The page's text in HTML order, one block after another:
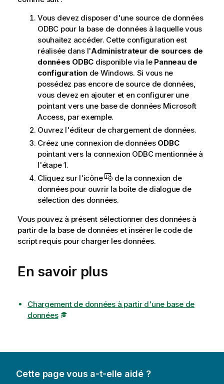
Vous devez disposer d'une source de données
ODBC pour la base de données à laquelle vous
souhaitez accéder. Cette configuration est
réalisée dans l'Administrateur de sources de
données ODBC disponible via le Panneau de
configurationde Windows. Si vous ne
possédez pas encore de source de données,
vous devez en ajouter et en configurer une
pointant vers une base de données Microsoft
Access, par exemple.
Ouvrez l'éditeur de chargement de données.
Créez une connexion de données ODBC
pointant vers la connexion ODBCmentionnée à
l'étape 1.
Cliquez sur l'icône
de la connexion de
données pour ouvrir la boîte de dialogue de
sélection des données.
Vous pouvez à présent sélectionner des données à
partir de la base de données et insérer le code de
script requis pour charger les données.
En savoir plus
Chargement de données à partir d'une base de
données
Cette page vous a-t-elle aidé ?